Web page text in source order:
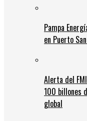
Pampa
en Puerto
Alerta del
100 billones
global